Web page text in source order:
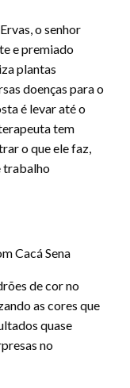
o senhor
e premiado
plantas
doenças para o
é levar até o
tem
o que ele faz,
trabalho
Cacá Sena
de cor no
as cores que
quase
no